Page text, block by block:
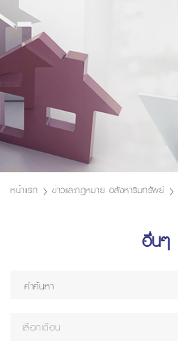
หน้าแรก ข่าวและกฎหมาย อสังหาริมทรัพย์
อื่นๆ
เลือกเดือน